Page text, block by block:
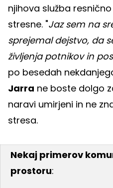
njihova služba
stresne. "Jaz sem na
sprejemal dejstvo, da
življenja potnikov in
po besedah
Jarra ne boste dolgo
naravi umirjeni in ne
stresa.
Nekaj primerov
prostoru: